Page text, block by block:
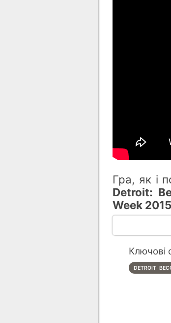
Гра, як і
Detroit:
Week
Ключові
DETROIT: